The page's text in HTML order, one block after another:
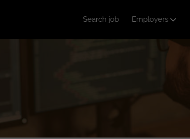
Search job Employers